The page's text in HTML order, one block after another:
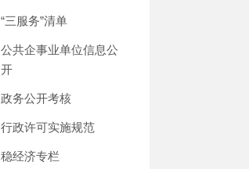
“三服务”清单
公共企事业单位信息公
开
政务公开考核
行政许可实施规范
稳经济专栏